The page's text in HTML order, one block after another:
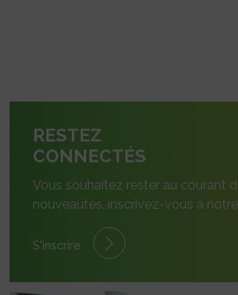
RESTEZ
CONNECTÉS
Vous souhaitez rester au courant
nouveautés, inscrivez-vous à
S'inscrire